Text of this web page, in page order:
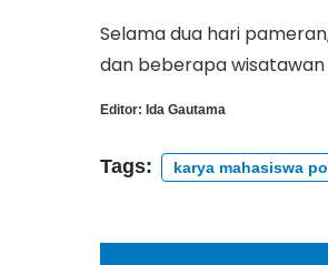
Selama dua hari
dan beberapa
Editor: Ida Gautama
Tags: karya mahasiswa